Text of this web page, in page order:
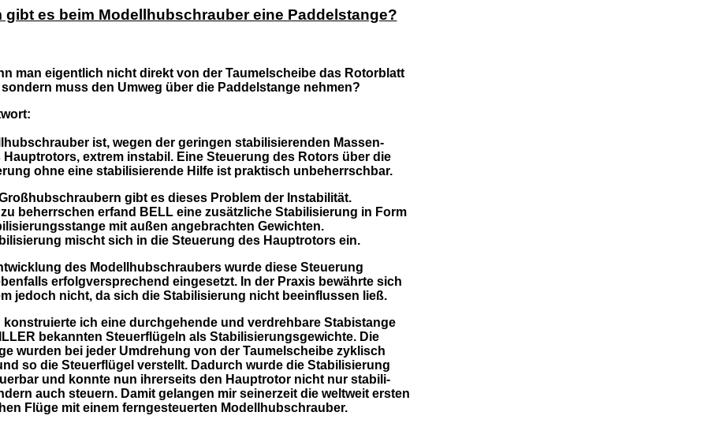
gibt es beim Modellhubschrauber eine Paddelstange?
man eigentlich nicht direkt von der Taumelscheibe das Rotorblatt
muss den Umweg über die Paddelstange nehmen?
ist, wegen der geringen stabilisierenden Massen-
Hauptrotors, extrem instabil. Eine Steuerung des Rotors über die
ohne eine stabilisierende Hilfe ist praktisch unbeherrschbar.
gibt es dieses Problem der Instabilität.
beherrschen erfand BELL eine zusätzliche Stabilisierung in Form
mit außen angebrachten Gewichten.
mischt sich in die Steuerung des Hauptrotors ein.
des Modellhubschraubers wurde diese Steuerung
erfolgversprechend eingesetzt. In der Praxis bewährte sich
jedoch nicht, da sich die Stabilisierung nicht beeinflussen ließ.
konstruierte ich eine durchgehende und verdrehbare Stabistange
bekannten Steuerflügeln als Stabilisierungsgewichte. Die
wurden bei jeder Umdrehung von der Taumelscheibe zyklisch
so die Steuerflügel verstellt. Dadurch wurde die Stabilisierung
und konnte nun ihrerseits den Hauptrotor nicht nur stabili-
auch steuern. Damit gelangen mir seinerzeit die weltweit ersten
Flüge mit einem ferngesteuerten Modellhubschrauber.